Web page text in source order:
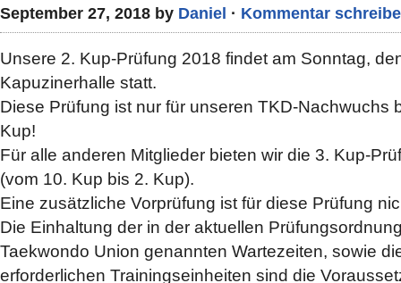
September 27, 2018 by Daniel · Kommentar
Unsere 2. Kup-Prüfung 2018 findet am Sonntag,
Kapuzinerhalle statt.
Diese Prüfung ist nur für unseren TKD-Nachwuchs
Kup!
Für alle anderen Mitglieder bieten wir die 3. Kup-
(vom 10. Kup bis 2. Kup).
Eine zusätzliche Vorprüfung ist für diese Prüfung
Die Einhaltung der in der aktuellen
Taekwondo Union genannten Wartezeiten, sowie
erforderlichen Trainingseinheiten sind die